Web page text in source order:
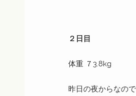
２日目
体重 ７3.8kg
昨日の夜からなの